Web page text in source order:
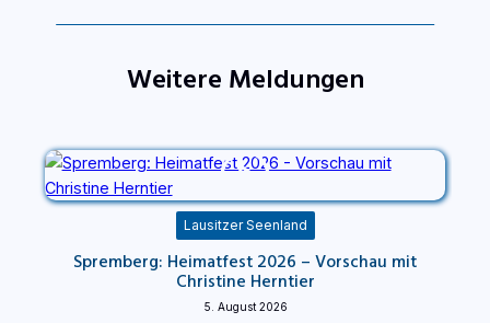
Weitere Meldungen
Lausitzer Seenland
Spremberg: Heimatfest 2026 – Vorschau mit
Christine Herntier
5. August 2026